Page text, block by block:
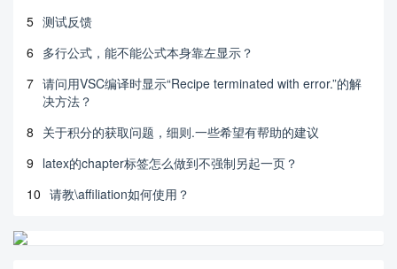
5 测试反馈
6 多行公式，能不能公式本身靠左显示？
7 请问用VSC编译时显示“Recipe terminated with error.”的解
决方法？
8 关于积分的获取问题，细则.一些希望有帮助的建议
9 latex的chapter标签怎么做到不强制另起一页？
10 请教\affiliation如何使用？